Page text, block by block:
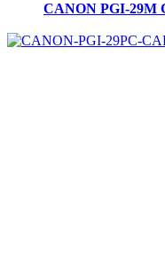
CANON PGI-29M